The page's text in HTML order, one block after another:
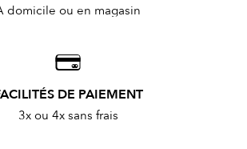
domicile ou en magasin
DE PAIEMENT
3x ou 4x sans frais